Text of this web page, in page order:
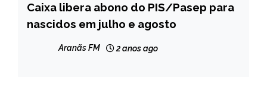
BRASIL
NOTÍCIAS
Caixa libera abono do PIS/Pasep para
nascidos em julho e agosto
Aranãs FM 2 anos ago